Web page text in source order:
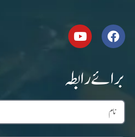
برائے رابطہ